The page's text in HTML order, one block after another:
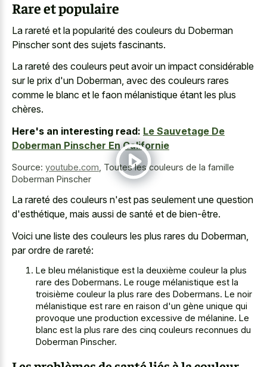
Rare et populaire
La rareté et la popularité des couleurs du Doberman
Pinscher sont des sujets fascinants.
La rareté des couleurs peut avoir un impact considérable
sur le prix d'un Doberman, avec des couleurs rares
comme le blanc et le faon mélanistique étant les plus
chères.
Here's an interesting read: Le Sauvetage De
Doberman Pinscher En Californie
Source: youtube.com Toutes les couleurs de la famille
Doberman Pinscher
La rareté des couleurs n'est pas seulement une question
d'esthétique, mais aussi de santé et de bien-être.
Voici une liste des couleurs les plus rares du Doberman,
par ordre de rareté:
Le bleu mélanistique est la deuxième couleur la plus
rare des Dobermans. Le rouge mélanistique est la
troisième couleur la plus rare des Dobermans. Le noir
mélanistique est rare en raison d'un gène unique qui
provoque une production excessive de mélanine. Le
blanc est la plus rare des cinq couleurs reconnues du
Doberman Pinscher.